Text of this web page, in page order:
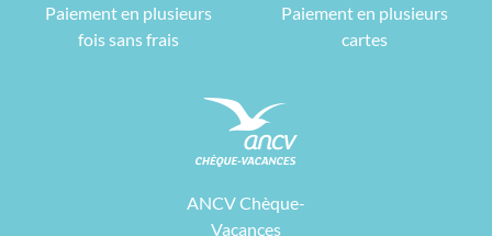
Paiement en plusieurs
fois sans frais
Paiement en plusieurs
cartes
ANCV Chèque-
Vacances